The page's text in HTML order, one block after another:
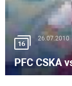
16
26.07.2010
PFC CSKA